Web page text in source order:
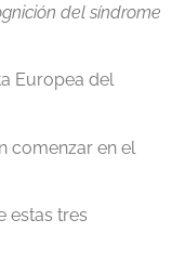
del síndrome
Europea del
comenzar en el
estas tres